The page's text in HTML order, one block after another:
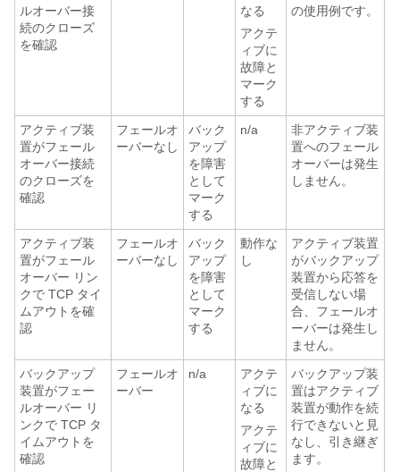
ルオーバー接
続のクローズ
を確認
なる
アクテ
ィブに
故障と
マーク
する
の使用例です。
アクティブ装
置がフェール
オーバー接続
のクローズを
確認
フェールオ
ーバーなし
バック
アップ
を障害
として
マーク
する
n/a
非アクティブ装
置へのフェール
オーバーは発生
しません。
アクティブ装
置がフェール
オーバー リン
クで TCP タイ
ムアウトを確
認
フェールオ
ーバーなし
バック
アップ
を障害
として
マーク
する
動作な
し
アクティブ装置
がバックアップ
装置から応答を
受信しない場
合、フェールオ
ーバーは発生し
ません。
バックアップ
装置がフェー
ルオーバー リ
ンクで TCP タ
イムアウトを
確認
フェールオ
ーバー
n/a
アクテ
ィブに
なる
アクテ
ィブに
故障と
バックアップ装
置はアクティブ
装置が動作を続
行できないと見
なし、引き継ぎ
ます。